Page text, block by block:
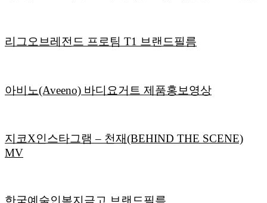
리그오브레전드 프로팀 T1 브랜드필름
아비노(Aveeno) 바디요거트 제품홍보영상
지코X인스타그램 – 천재(BEHIND THE SCENE)
MV
한국예술인복지금고 브랜드필름